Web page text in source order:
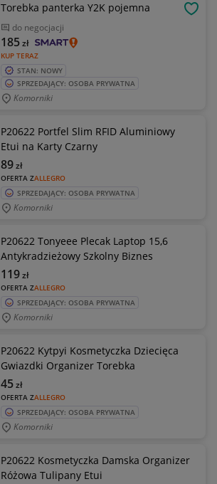
Torebka panterka Y2K pojemna
do negocjacji
KUP TERAZ
185zł
STAN: NOWY
SPRZEDAJĄCY: OSOBA PRYWATNA
Komorniki
P20622 Portfel Slim RFID Aluminiowy
Etui na Karty Czarny
OFERTA ZALLEGRO
89zł
SPRZEDAJĄCY: OSOBA PRYWATNA
Komorniki
P20622 Tonyeee Plecak Laptop 15,6
Antykradzieżowy Szkolny Biznes
OFERTA ZALLEGRO
119zł
SPRZEDAJĄCY: OSOBA PRYWATNA
Komorniki
P20622 Kytpyi Kosmetyczka Dziecięca
Gwiazdki Organizer Torebka
OFERTA ZALLEGRO
45zł
SPRZEDAJĄCY: OSOBA PRYWATNA
Komorniki
P20622 Kosmetyczka Damska Organizer
Różowa Tulipany Etui